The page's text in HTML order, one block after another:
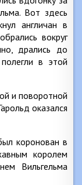
Вот здесь
англичан в
вокруг
дрались до
в этой
и поворотной
оказался
коронован в
королем
Вильгельма